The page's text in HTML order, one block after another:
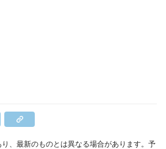
、最新のものとは異なる場合があります。予